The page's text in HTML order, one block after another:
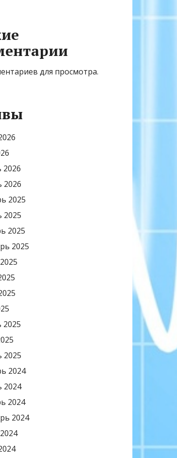
для просмотра.
2026
2026
2025
2025
2025
2025
2025
2025
2024
2024
2024
2024